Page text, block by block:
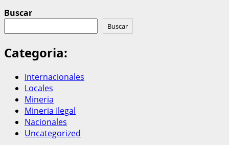
Buscar
Buscar
Categoria:
Internacionales
Locales
Mineria
Mineria Ilegal
Nacionales
Uncategorized